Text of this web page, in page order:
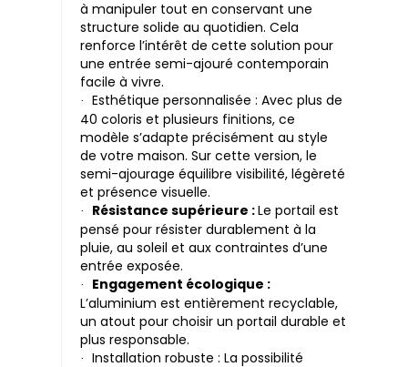
à manipuler tout en conservant une
structure solide au quotidien. Cela
renforce l’intérêt de cette solution pour
une entrée semi-ajouré contemporain
facile à vivre.
·
Esthétique personnalisée : Avec plus de
40 coloris et plusieurs finitions, ce
modèle s’adapte précisément au style
de votre maison. Sur cette version, le
semi-ajourage équilibre visibilité, légèreté
et présence visuelle.
· Résistance supérieure :Le portail est
pensé pour résister durablement à la
pluie, au soleil et aux contraintes d’une
entrée exposée.
·
Engagement écologique :
L’aluminium est entièrement recyclable,
un atout pour choisir un portail durable et
plus responsable.
·
Installation robuste : La possibilité